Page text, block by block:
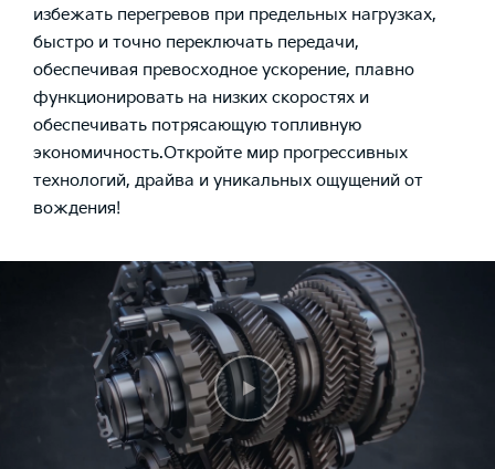
избежать перегревов при предельных нагрузках,
быстро и точно переключать передачи,
обеспечивая превосходное ускорение, плавно
функционировать на низких скоростях и
обеспечивать потрясающую топливную
экономичность.Откройте мир прогрессивных
технологий, драйва и уникальных ощущений от
вождения!